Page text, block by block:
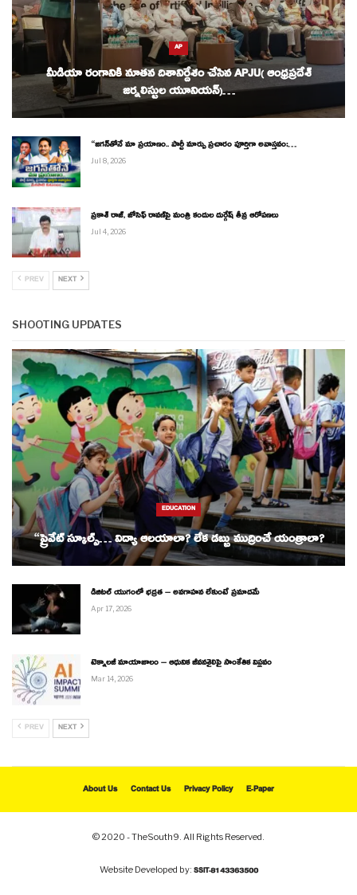
AP
మీడియా రంగానికి నూతన దిశానిర్దేశం చేసిన APJU( ఆంధ్రప్రదేశ్
జర్నలిస్టుల యూనియన్)…
“జగన్‌తోనే మా ప్రయాణం.. పార్టీ మార్పు ప్రచారం పూర్తిగా అవాస్తవం:…
Jul 8, 2026
ప్రకాశ్ రాజ్, జోసెఫ్ రావణ్‌పై మంత్రి కందుల దుర్గేష్ తీవ్ర ఆరోపణలు
Jul 4, 2026
PREV NEXT
SHOOTING UPDATES
EDUCATION
“ప్రైవేట్ స్కూల్స్… విద్యా ఆలయాలా? లేక డబ్బు ముద్రించే యంత్రాలా?
డిజిటల్ యుగంలో భద్రత – అవగాహన లేకుంటే ప్రమాదమే
Apr 17, 2026
టెక్నాలజీ మాయాజాలం – ఆధునిక జీవనశైలిపై సాంకేతిక విప్లవం
Mar 14, 2026
PREV NEXT
About Us Contact Us Privacy Policy E-Paper
© 2020 - TheSouth9. All Rights Reserved.
Website Developed by: SSIT-8143363500